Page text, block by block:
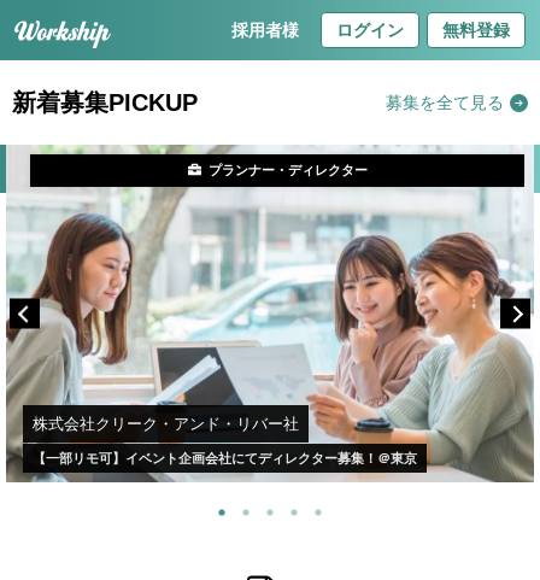
採用者様 ログイン 無料登録
新着募集PICKUP 募集を全て見る
株式会社クリーク・アンド・リバー社
【一部リモ可】イベント企画会社にてディレクター募集！＠東京
プランナー・ディレクター